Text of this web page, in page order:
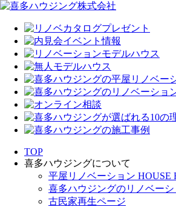
TOP
喜多ハウジングについて
平屋リノベーション HOUSE
喜多ハウジングのリノベーシ
古民家再生ページ